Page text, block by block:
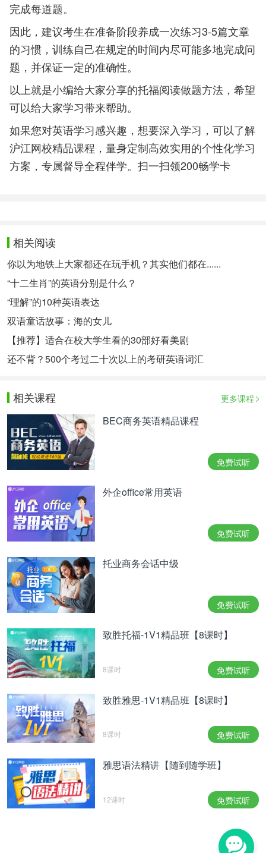
完成每道题。
因此，建议考生在准备阶段养成一次练习3-5篇文章
的习惯，训练自己在规定的时间内尽可能多地完成问
题，并保证一定的准确性。
以上就是小编给大家分享的托福阅读做题方法，希望
可以给大家学习带来帮助。
如果您对英语学习感兴趣，想要深入学习，可以了解
沪江网校精品课程，量身定制高效实用的个性化学习
方案，专属督导全程伴学。扫一扫领200畅学卡
相关阅读
你以为地铁上大家都还在玩手机？其实他们都在......
“十二生肖”的英语分别是什么？
“理解”的10种英语表达
双语童话故事：海的女儿
【推荐】适合在校大学生看的30部好看美剧
还不背？500个考过二十次以上的考研英语词汇
相关课程 更多课程
BEC商务英语精品课程
免费试听
外企office常用英语
免费试听
托业商务会话中级
免费试听
致胜托福-1V1精品班【8课时】
8课时 免费试听
致胜雅思-1V1精品班【8课时】
8课时 免费试听
雅思语法精讲【随到随学班】
12课时 免费试听